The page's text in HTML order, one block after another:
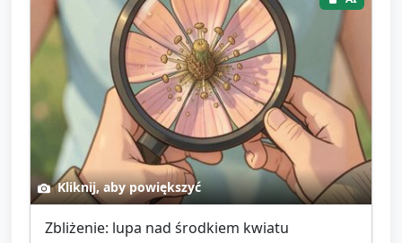
Kliknij, aby powiększyć
Zbliżenie: lupa nad środkiem kwiatu